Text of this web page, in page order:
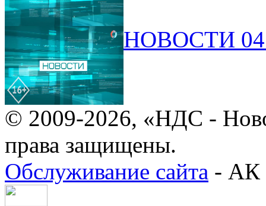
НОВОСТИ
© 2009-2026, «НДС -
права защищены.
Обслуживание сайта - АК